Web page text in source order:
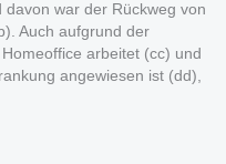
war der Rückweg von
Auch aufgrund der
arbeitet (cc) und
angewiesen ist (dd),